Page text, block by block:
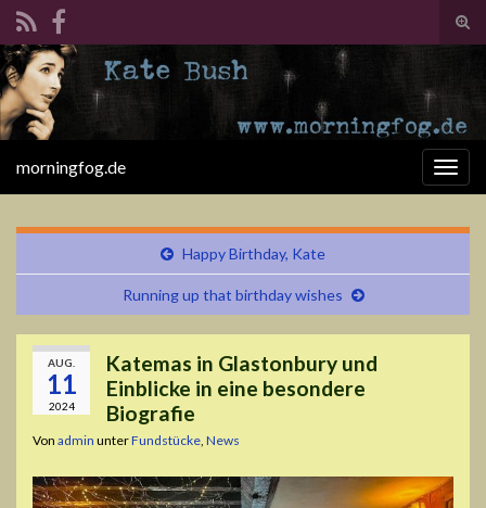
Search for:
morningfog.de
Happy Birthday, Kate
Running up that birthday wishes
AUG.
11
2024
Katemas in Glastonbury und
Einblicke in eine besondere
Biografie
Von admin unterFundstücke, News